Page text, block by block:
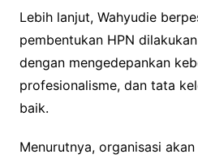
Lebih lanjut, Wahyudie
pembentukan HPN
dengan mengedepankan
profesionalisme, dan tata
baik.
Menurutnya, organisasi